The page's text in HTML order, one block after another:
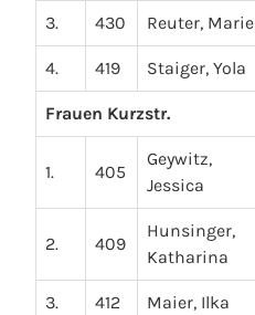
3. 430 Reuter, Marie
4. 419 Staiger, Yola
Frauen Kurzstr.
1. 405
Geywitz,
Jessica
2. 409
Hunsinger,
Katharina
3. 412 Maier, Ilka